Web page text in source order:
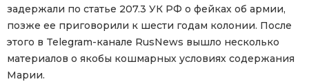
задержали по статье 207.3 УК РФ о фейках об армии,
позже ее приговорили к шести годам колонии. После
этого в Telegram-канале RusNews вышло несколько
материалов о якобы кошмарных условиях содержания
Марии.